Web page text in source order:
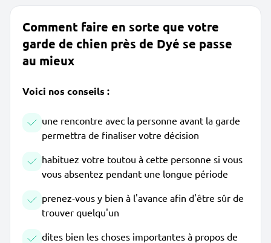
Comment faire en sorte que votre
garde de chien près de Dyé se passe
au mieux
Voici nos conseils :
une rencontre avec la personne avant la garde
permettra de finaliser votre décision
habituez votre toutou à cette personne si vous
vous absentez pendant une longue période
prenez-vous y bien à l'avance afin d'être sûr de
trouver quelqu'un
dites bien les choses importantes à propos de